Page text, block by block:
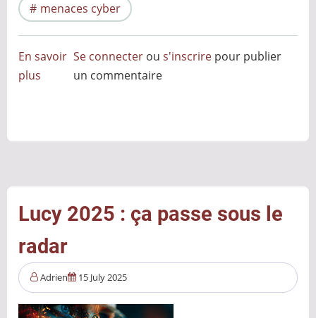
menaces cyber
En savoir
plus
prochaine
frontière
de
la
manipulation
politique
Se connecter ous'inscrire pour publier
un commentaire
Lucy 2025 : ça passe sous le
radar
Adrien 15 July 2025